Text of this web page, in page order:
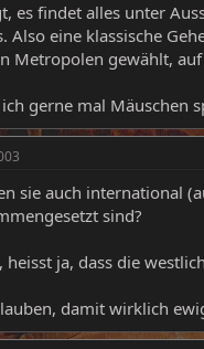
es findet alles unter
Also eine klassische
Metropolen gewählt,
gerne mal Mäuschen
sie auch international
sind?
ja, dass die
damit wirklich